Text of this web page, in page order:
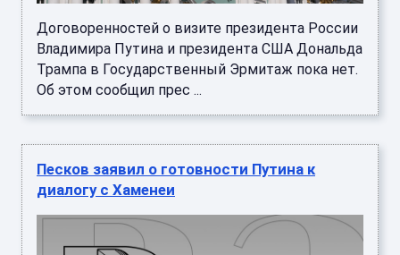
Договоренностей о визите президента России
Владимира Путина и президента США Дональда
Трампа в Государственный Эрмитаж пока нет.
Об этом сообщил прес ...
Песков заявил о готовности Путина к
диалогу с Хаменеи